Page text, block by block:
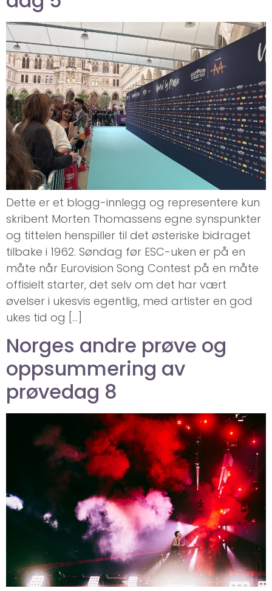
Dette er et blogg-innlegg og representere kun
skribent Morten Thomassens egne synspunkter
og tittelen henspiller til det østeriske bidraget
tilbake i 1962. Søndag før ESC-uken er på en
måte når Eurovision Song Contest på en måte
offisielt starter, det selv om det har vært
øvelser i ukesvis egentlig, med artister en god
ukes tid og […]
Norges andre prøve og
oppsummering av
prøvedag 8